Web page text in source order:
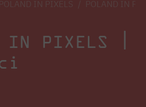
IN PIXELS |